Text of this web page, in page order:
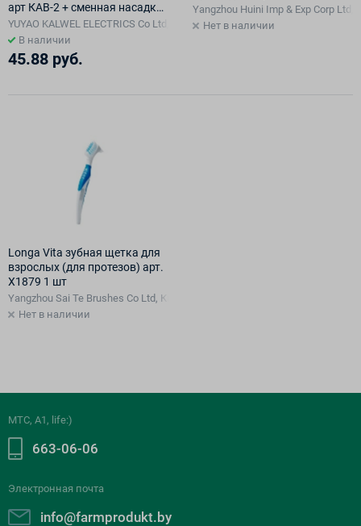
арт КАВ-2 + сменная насадка
в комплекте
YUYAO KALWEL ELECTRICS Co Ltd, Китай
В наличии
45.88 руб.
Yangzhou Huini Imp & Exp Corp Ltd,
Нет в наличии
Longa Vita зубная щетка для
взрослых (для протезов) арт.
X1879 1 шт
Yangzhou Sai Te Brushes Co Ltd, Китай
Нет в наличии
МТС, A1, life:)
663-06-06
Электронная почта
info@farmprodukt.by